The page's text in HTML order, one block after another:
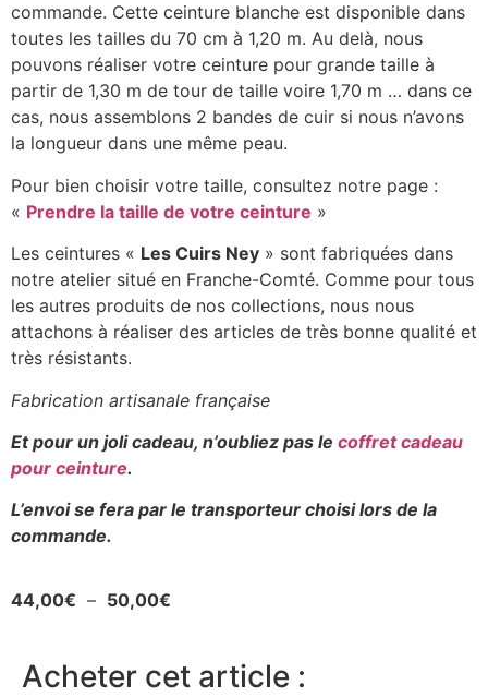
commande. Cette ceinture blanche est disponible dans
toutes les tailles du 70 cm à 1,20 m. Au delà, nous
pouvons réaliser votre ceinture pour grande taille à
partir de 1,30 m de tour de taille voire 1,70 m … dans ce
cas, nous assemblons 2 bandes de cuir si nous n’avons
la longueur dans une même peau.
Pour bien choisir votre taille, consultez notre page :
« Prendre la taille de votre ceinture »
Les ceintures « Les Cuirs Ney » sont fabriquées dans
notre atelier situé en Franche-Comté. Comme pour tous
les autres produits de nos collections, nous nous
attachons à réaliser des articles de très bonne qualité et
très résistants.
Fabrication artisanale française
Et pour un joli cadeau, n’oubliez pas le coffret cadeau
pour ceinture.
L’envoi se fera par le transporteur choisi lors de la
commande.
44,00€ – 50,00€
Acheter cet article :